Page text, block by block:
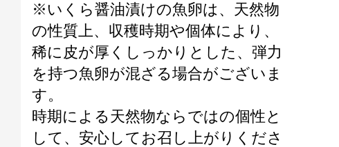
※いくら醤油漬けの魚卵は、天然物
の性質上、収穫時期や個体により、
稀に皮が厚くしっかりとした、弾力
を持つ魚卵が混ざる場合がございま
す。
時期による天然物ならではの個性と
して、安心してお召し上がりくださ